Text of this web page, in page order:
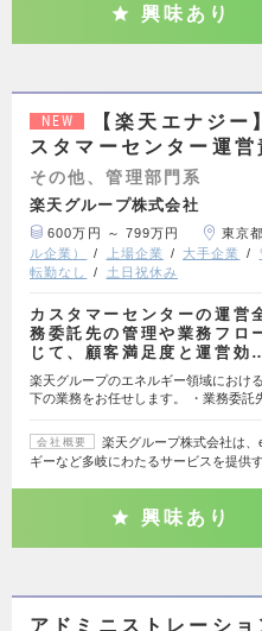
興味あり
NEW
【楽天エナジ
スタマーセンター運営
その他、管理部門系
楽天グループ株式会社
600万円 ～ 799万円 東京都
ル企業）
上場企業 大手企業
転勤なし
土日祝休み
カスタマーセンターの運営
務委託先の管理や業務フロ
じて、顧客満足度と運営効
楽天グループのエネルギー領域におけ
下の業務をお任せします。 ・業務委託
会社概要
楽天グループ株式会社は
ギーなど多岐にわたるサービスを提供
興味あり
アドミニストレーシ